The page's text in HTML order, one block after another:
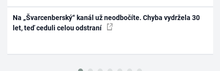
Na „Švarcenberský“ kanál už neodbočíte. Chyba vydržela 30
let, teď ceduli celou odstraní